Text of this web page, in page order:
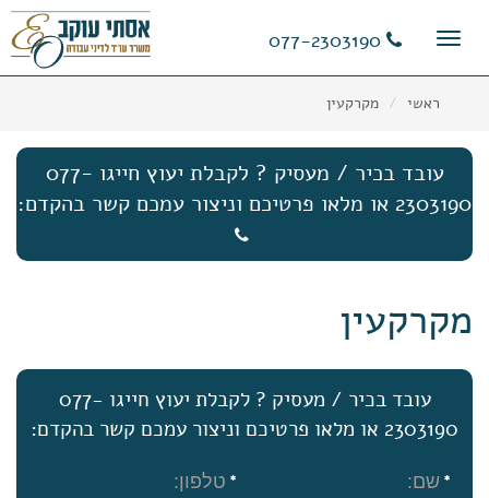
Toggle
ראשי מקרקעין
עובד בכיר / מעסיק ? לקבלת יעוץ חייגו 077-
2303190 או מלאו פרטיכם וניצור עמכם קשר בהקדם:
מקרקעין
עובד בכיר / מעסיק ? לקבלת יעוץ חייגו 077-
2303190 או מלאו פרטיכם וניצור עמכם קשר בהקדם: